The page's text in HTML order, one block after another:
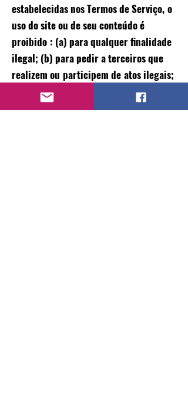
estabelecidas nos Termos de Serviço, o
uso do site ou de seu conteúdo é
proibido : (a) para qualquer finalidade
ilegal; (b) para pedir a terceiros que
realizem ou participem de atos ilegais;
(c) violar quaisquer regulamentos,
regras, leis ou decretos locais